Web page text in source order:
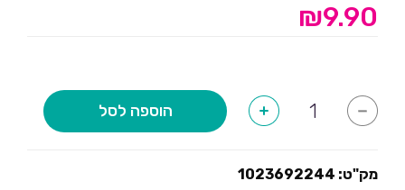
₪9.90
-
של
שחור-10
+ הוספה לסל
מק"ט: 1023692244